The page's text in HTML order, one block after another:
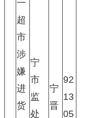
一
超
市
涉
嫌
进
货
宁
市
监
处
宁
晋
92
13
05